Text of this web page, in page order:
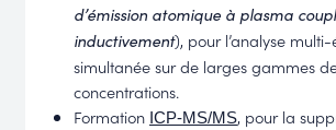
d’émission atomique à plasma
inductivement), pour l’analyse
simultanée sur de larges gammes
concentrations.
Formation ICP-MS/MS, pour la